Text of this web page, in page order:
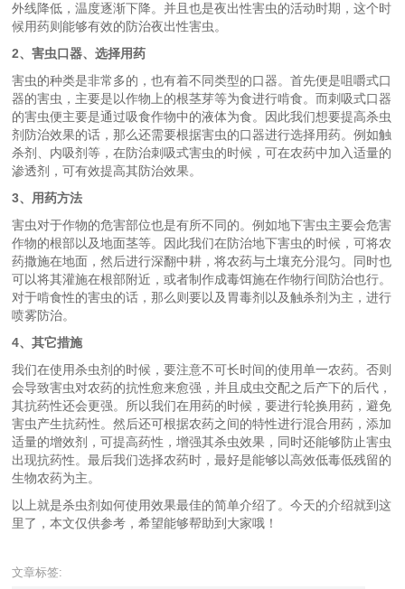
外线降低，温度逐渐下降。并且也是夜出性害虫的活动时期，这个时
候用药则能够有效的防治夜出性害虫。
2、害虫口器、选择用药
害虫的种类是非常多的，也有着不同类型的口器。首先便是咀嚼式口
器的害虫，主要是以作物上的根茎芽等为食进行啃食。而刺吸式口器
的害虫便主要是通过吸食作物中的液体为食。因此我们想要提高杀虫
剂防治效果的话，那么还需要根据害虫的口器进行选择用药。例如触
杀剂、内吸剂等，在防治刺吸式害虫的时候，可在农药中加入适量的
渗透剂，可有效提高其防治效果。
3、用药方法
害虫对于作物的危害部位也是有所不同的。例如地下害虫主要会危害
作物的根部以及地面茎等。因此我们在防治地下害虫的时候，可将农
药撒施在地面，然后进行深翻中耕，将农药与土壤充分混匀。同时也
可以将其灌施在根部附近，或者制作成毒饵施在作物行间防治也行。
对于啃食性的害虫的话，那么则要以及胃毒剂以及触杀剂为主，进行
喷雾防治。
4、其它措施
我们在使用杀虫剂的时候，要注意不可长时间的使用单一农药。否则
会导致害虫对农药的抗性愈来愈强，并且成虫交配之后产下的后代，
其抗药性还会更强。所以我们在用药的时候，要进行轮换用药，避免
害虫产生抗药性。然后还可根据农药之间的特性进行混合用药，添加
适量的增效剂，可提高药性，增强其杀虫效果，同时还能够防止害虫
出现抗药性。最后我们选择农药时，最好是能够以高效低毒低残留的
生物农药为主。
以上就是杀虫剂如何使用效果最佳的简单介绍了。今天的介绍就到这
里了，本文仅供参考，希望能够帮助到大家哦！
文章标签: